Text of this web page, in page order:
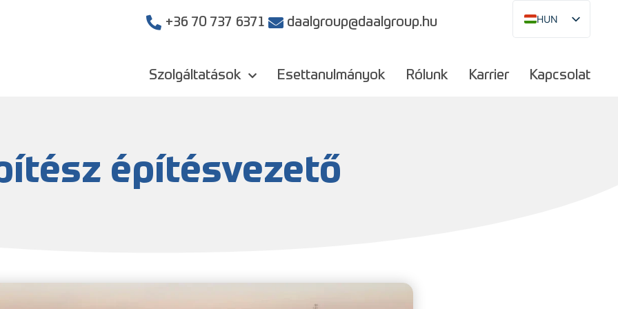
+36 70 737 6371 daalgroup@daalgroup.hu
HUN
EN
Szolgáltatások Esettanulmányok Rólunk Karrier Kapcsolat
építésvezető